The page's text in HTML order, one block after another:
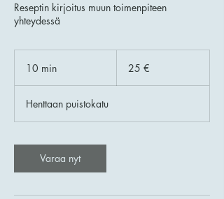
Reseptin kirjoitus muun toimenpiteen
yhteydessä
10 min
i
n
25 €
Henttaan puistokatu
Varaa nyt